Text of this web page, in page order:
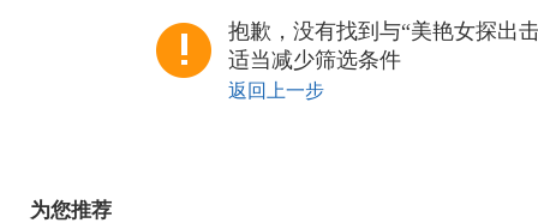
抱歉，没有找到与“美艳女探出
适当减少筛选条件
返回上一步
为您推荐